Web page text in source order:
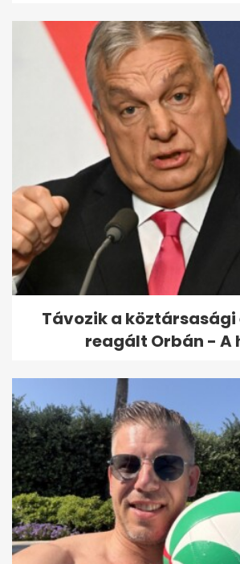
Távozik a köztársasági
reagált Orbán - A